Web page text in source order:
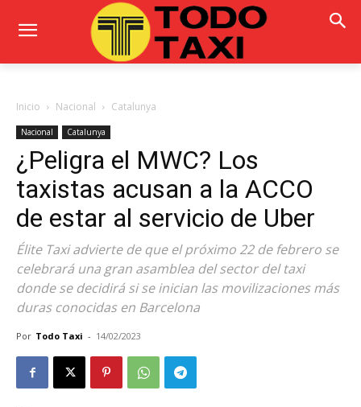
Inicio Nacional Catalunya
Nacional Catalunya
¿Peligra el MWC? Los
taxistas acusan a la ACCO
de estar al servicio de Uber
Élite Taxi advierte de que el próximo 22 de febrero se
celebrará una gran asamblea del sector del taxi
donde se decidirá si se inician las movilizaciones más
duras conocidas en Barcelona
Por Todo Taxi - 14/02/2023